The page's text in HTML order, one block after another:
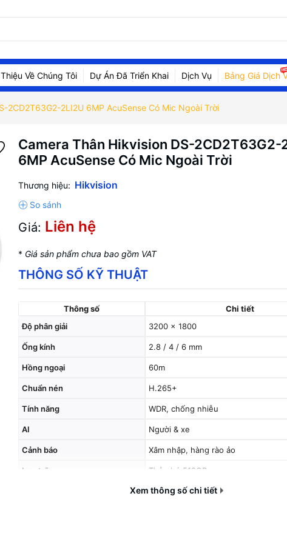
Về Chúng Tôi Dự Án Đã Triển Khai Dịch Vụ Bảng Giá Dịch
2CD2T63G2-2LI2U 6MP AcuSense Có Mic Ngoài Trời
Camera Thân Hikvision DS-2CD2T63G2-
6MP AcuSense Có Mic Ngoài Trời
Thương hiệu: Hikvision
Giá: Liên hệ
* Giá sản phẩm chưa bao gồm VAT
THÔNG SỐ KỸ THUẬT
Thông số
Chi tiết
Độ phân giải
3200 × 1800
Ống kính 2.8 / 4 / 6 mm
Hồng ngoại 60m
Chuẩn nén H.265+
Tính năng WDR, chống nhiễu
AI Người & xe
Cảnh báo Xâm nhập, hàng rào ảo
Lưu trữ Thẻ nhớ 512GB
DC12V / PoE
Xem thông số chi tiết